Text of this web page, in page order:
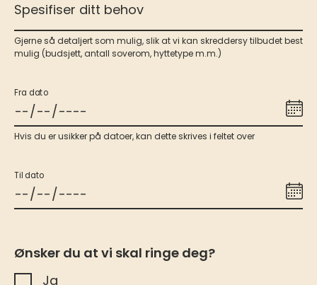
Spesifiser ditt behov
Gjerne så detaljert som mulig, slik at vi kan skreddersy tilbudet best
mulig (budsjett, antall soverom, hyttetype m.m.)
Fra dato
Hvis du er usikker på datoer, kan dette skrives i feltet over
Til dato
Ønsker du at vi skal ringe deg?
Ja